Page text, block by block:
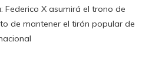
Federico X asumirá el trono de
de mantener el tirón popular de